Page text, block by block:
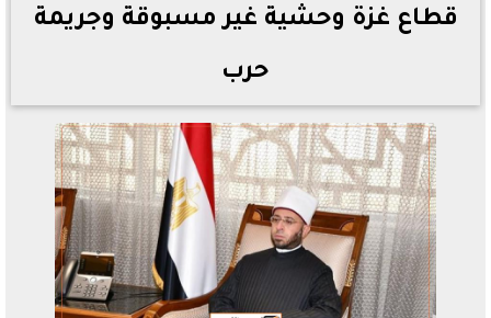
قطاع غزة وحشية غير مسبوقة وجريمة
حرب